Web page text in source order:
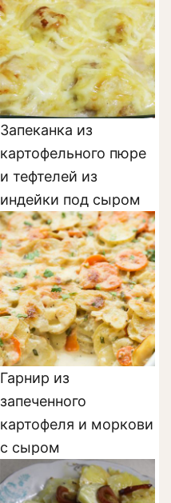
Запеканка из
картофельного пюре
и тефтелей из
индейки под сыром
Гарнир из
запеченного
картофеля и моркови
с сыром